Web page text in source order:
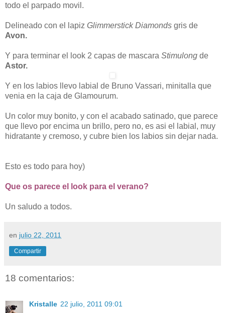
todo el parpado movil.
Delineado con el lapiz Glimmerstick Diamonds gris de
Avon.
Y para terminar el look 2 capas de mascara Stimulong de
Astor.
Y en los labios llevo labial de Bruno Vassari, minitalla que
venia en la caja de Glamourum.
Un color muy bonito, y con el acabado satinado, que parece
que llevo por encima un brillo, pero no, es asi el labial, muy
hidratante y cremoso, y cubre bien los labios sin dejar nada.
Esto es todo para hoy)
Que os parece el look para el verano?
Un saludo a todos.
en julio 22, 2011
Compartir
18 comentarios:
Kristalle 22 julio, 2011 09:01